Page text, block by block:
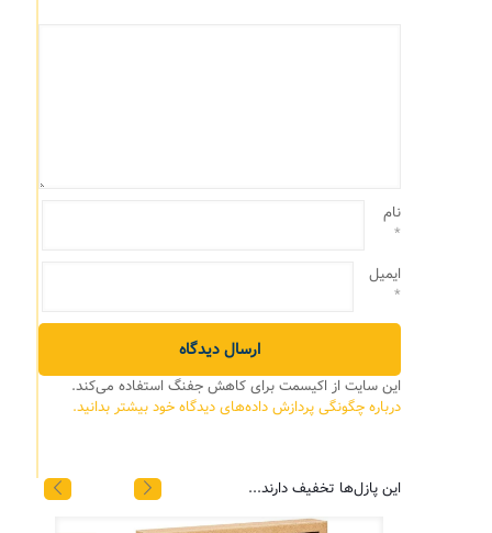
نام
*
ایمیل
*
این سایت از اکیسمت برای کاهش جفنگ استفاده می‌کند.
درباره چگونگی پردازش داده‌های دیدگاه خود بیشتر بدانید.
این پازل‌ها تخفیف دارند...